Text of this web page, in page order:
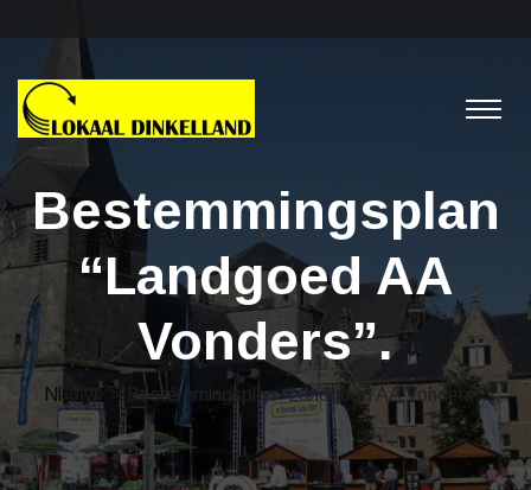
Bestemmingsplan
“Landgoed AA
Vonders”.
Nieuws > Bestemmingsplan “Landgoed AA Vonders”.